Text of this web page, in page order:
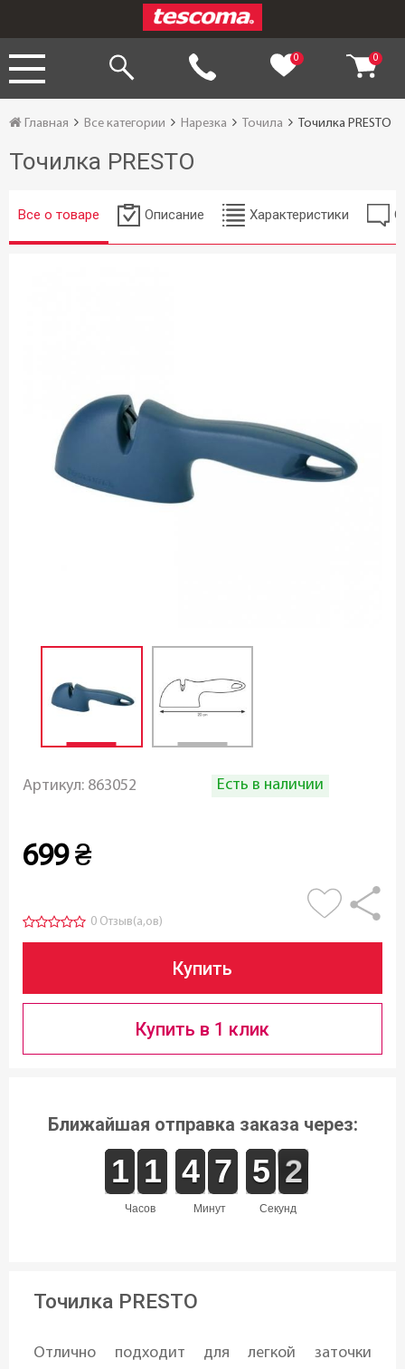
0 0
Главная Все категории Нарезка Точила Точилка PRESTO
Точилка PRESTO
Все о товаре Описание Характеристики
Артикул: 863052 Есть в наличии
699 ₴
0 Отзыв(а,ов)
Купить
Купить в 1 клик
Ближайшая отправка заказа через:
часов
1
1
1
1 1
1
1
1
минут
3
3
4
4 6
6
7
7
секунд
4
4
5
5 2
2
1
Точилка PRESTO
Отлично подходит для легкой заточки